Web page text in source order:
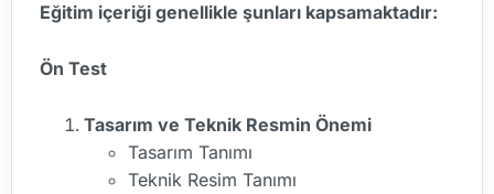
Eğitim içeriği genellikle şunları kapsamaktadır:
Ön Test
Tasarım ve Teknik Resmin Önemi
Tasarım Tanımı
Teknik Resim Tanımı